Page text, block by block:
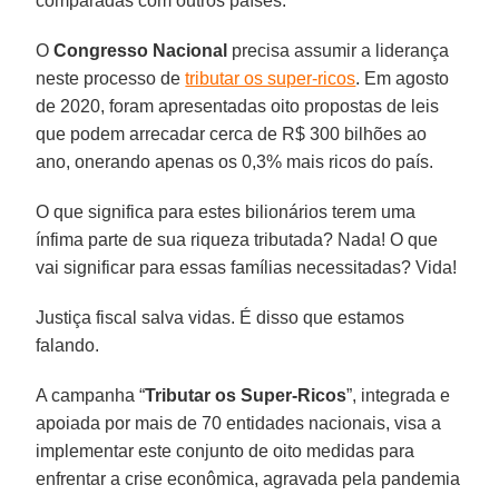
OCongresso Nacional precisa assumir a liderança
neste processo detributar os super-ricos. Em agosto
de 2020, foram apresentadas oito propostas de leis
que podem arrecadar cerca de R$ 300 bilhões ao
ano, onerando apenas os 0,3% mais ricos do país.
O que significa para estes bilionários terem uma
ínfima parte de sua riqueza tributada? Nada! O que
vai significar para essas famílias necessitadas? Vida!
Justiça fiscal salva vidas. É disso que estamos
falando.
A campanha “Tributar os Super-Ricos”, integrada e
apoiada por mais de 70 entidades nacionais, visa a
implementar este conjunto de oito medidas para
enfrentar a crise econômica, agravada pela pandemia